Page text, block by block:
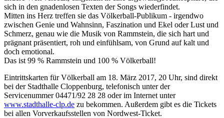
sich in den gnadenlosen Texten der Songs wiederfindet.
Mitten ins Herz treffen sie das Völkerball-Publikum - irgendwo
zwischen Genie und Wahnsinn, Faszination und Ekel oder Lust und
Schmerz, genau wie die Musik von Rammstein, die sich hart und
prägnant präsentiert, roh und einfühlsam, von Grund auf kalt und
doch emotional.
Das ist 99 % Rammstein und 100 % Völkerball!
Eintrittskarten für Völkerball am 18. März 2017, 20 Uhr, sind direkt
bei der Stadthalle Cloppenburg, telefonisch unter der
Servicenummer 04471/92 28 28 oder im Internet unter
www.stadthalle-clp.de zu bekommen. Außerdem gibt es die Tickets
bei allen Vorverkaufsstellen von Nordwest-Ticket.